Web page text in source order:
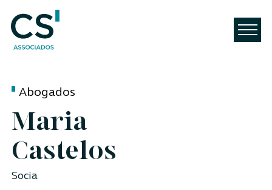
Abogados
Maria
Castelos
Socia